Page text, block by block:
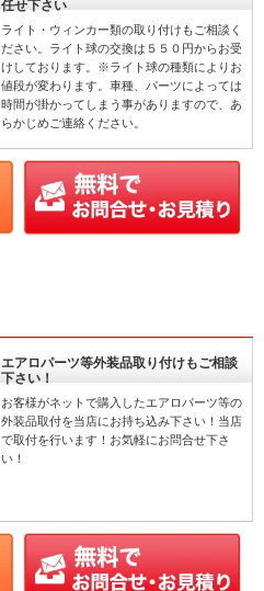
任せ下さい
ライト・ウィンカー類の取り付けもご相談く
ださい。ライト球の交換は５５０円からお受
けしております。※ライト球の種類によりお
値段が変わります。車種、パーツによっては
時間が掛かってしまう事がありますので、あ
らかじめご連絡ください。
エアロパーツ等外装品取り付けもご相談
下さい！
お客様がネットで購入したエアロパーツ等の
外装品取付を当店にお持ち込み下さい！当店
で取付を行います！お気軽にお問合せ下さ
い！